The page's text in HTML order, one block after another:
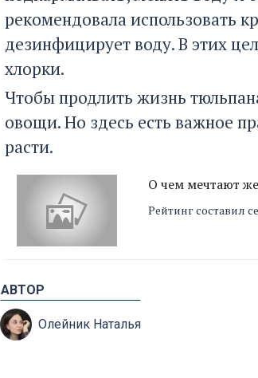
рекомендовала использовать
дезинфицирует воду. В этих
хлорки.
Чтобы продлить жизнь
овощи. Но здесь есть важное
расти.
О чем мечтают
Рейтинг составил
АВТОР
Олейник Наталья